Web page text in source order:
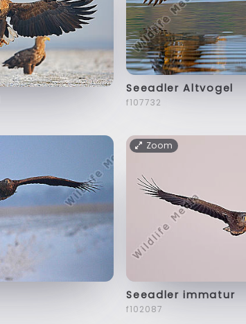
Seeadler Altvogel
f107732
Zoom
Seeadler immatur
f102087